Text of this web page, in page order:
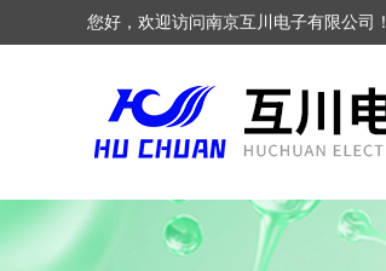
您好，欢迎访问南京互川电子有限公司！